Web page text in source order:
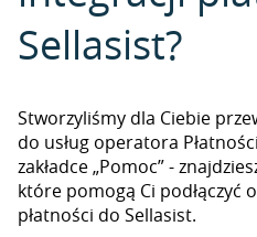
Sellasist?
Stworzyliśmy dla Ciebie
do usług operatora
zakładce „Pomoc” -
które pomogą Ci podłączyć
płatności do Sellasist.